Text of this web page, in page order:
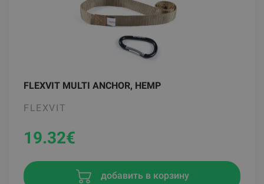
FLEXVIT MULTI ANCHOR, HEMP
FLEXVIT
19.32€
добавить в корзину